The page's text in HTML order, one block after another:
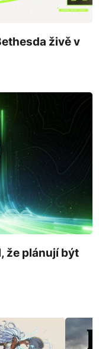
živě v
že plánují být